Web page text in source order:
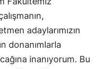
adaylarımızın
donanımlarla
inanıyorum. Bu